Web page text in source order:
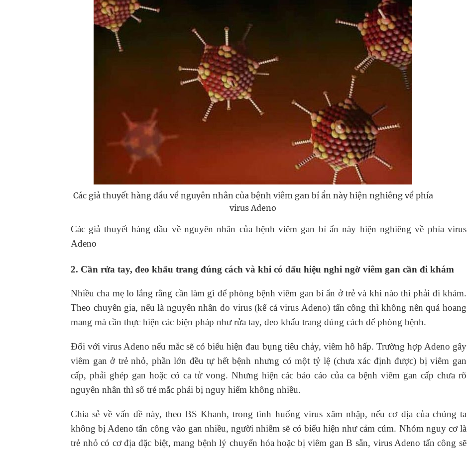
Các giả thuyết hàng đầu về nguyên nhân của bệnh viêm gan bí ẩn này hiện nghiêng về phía
virus Adeno
Các giả thuyết hàng đầu về nguyên nhân của bệnh viêm gan bí ẩn này hiện nghiêng về phía virus
Adeno
2. Cần rửa tay, đeo khẩu trang đúng cách và khi có dấu hiệu nghi ngờ viêm gan cần đi khám
Nhiều cha mẹ lo lắng rằng cần làm gì để phòng bệnh viêm gan bí ẩn ở trẻ và khi nào thì phải đi khám.
Theo chuyên gia, nếu là nguyên nhân do virus (kể cả virus Adeno) tấn công thì không nên quá hoang
mang mà cần thực hiện các biện pháp như rửa tay, đeo khẩu trang đúng cách để phòng bệnh.
Đối với virus Adeno nếu mắc sẽ có biểu hiện đau bụng tiêu chảy, viêm hô hấp. Trường hợp Adeno gây
viêm gan ở trẻ nhỏ, phần lớn đều tự hết bệnh nhưng có một tỷ lệ (chưa xác định được) bị viêm gan
cấp, phải ghép gan hoặc có ca tử vong. Nhưng hiện các báo cáo của ca bệnh viêm gan cấp chưa rõ
nguyên nhân thì số trẻ mắc phải bị nguy hiểm không nhiều.
Chia sẻ về vấn đề này, theo BS Khanh, trong tình huống virus xâm nhập, nếu cơ địa của chúng ta
không bị Adeno tấn công vào gan nhiều, người nhiễm sẽ có biểu hiện như cảm cúm. Nhóm nguy cơ là
trẻ nhỏ có cơ địa đặc biệt, mang bệnh lý chuyển hóa hoặc bị viêm gan B sẵn, virus Adeno tấn công sẽ